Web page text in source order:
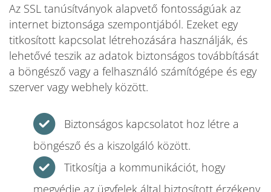
Az SSL tanúsítványok alapvető fontosságúak az
internet biztonsága szempontjából. Ezeket egy
titkosított kapcsolat létrehozására használják, és
lehetővé teszik az adatok biztonságos továbbítását
a böngésző vagy a felhasználó számítógépe és egy
szerver vagy webhely között.
Biztonságos kapcsolatot hoz létre a
böngésző és a kiszolgáló között.
Titkosítja a kommunikációt, hogy
megvédje az ügyfelek által biztosított érzékeny